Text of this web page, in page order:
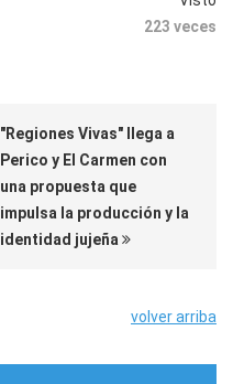
223 veces
"Regiones Vivas" llega a
Perico y El Carmen con
una propuesta que
impulsa la producción y la
identidad jujeña
volver arriba